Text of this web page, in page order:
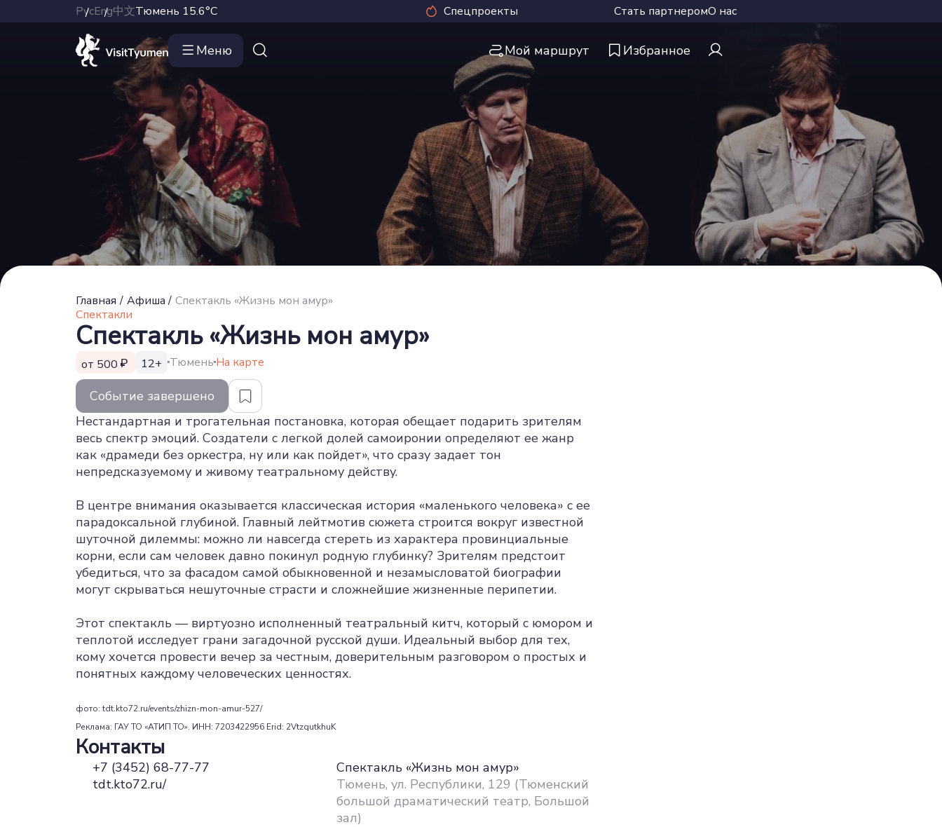
РусEng中文Тюмень 15.6°C Спецпроекты Стать партнеромО нас
Меню Мой маршрут Избранное
Главная / Афиша / Спектакль «Жизнь мон амур»
Спектакли
Спектакль «Жизнь мон амур»
от 500 12+ ТюменьНа карте
Событие завершено
Нестандартная и трогательная постановка, которая обещает подарить зрителям
весь спектр эмоций. Создатели с легкой долей самоиронии определяют ее жанр
как «драмеди без оркестра, ну или как пойдет», что сразу задает тон
непредсказуемому и живому театральному действу.
В центре внимания оказывается классическая история «маленького человека» с ее
парадоксальной глубиной. Главный лейтмотив сюжета строится вокруг известной
шуточной дилеммы: можно ли навсегда стереть из характера провинциальные
корни, если сам человек давно покинул родную глубинку? Зрителям предстоит
убедиться, что за фасадом самой обыкновенной и незамысловатой биографии
могут скрываться нешуточные страсти и сложнейшие жизненные перипетии.
Этот спектакль — виртуозно исполненный театральный китч, который с юмором и
теплотой исследует грани загадочной русской души. Идеальный выбор для тех,
кому хочется провести вечер за честным, доверительным разговором о простых и
понятных каждому человеческих ценностях.
фото: tdt.kto72.ru/events/zhizn-mon-amur-527/
Реклама: ГАУ ТО «АТИП ТО». ИНН: 7203422956 Erid: 2VtzqutkhuK
Контакты
+7 (3452) 68-77-77
tdt.kto72.ru/
Спектакль «Жизнь мон амур»
Тюмень, ул. Республики, 129 (Тюменский
большой драматический театр, Большой
зал)